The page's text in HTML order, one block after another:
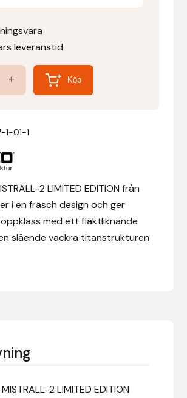
leveranstid
+ Köp
1-01-1
2 LIMITED EDITION från
i en fräsch design och ger
med ett fläktliknande
slående vackra titanstrukturen
2 LIMITED EDITION
Bits